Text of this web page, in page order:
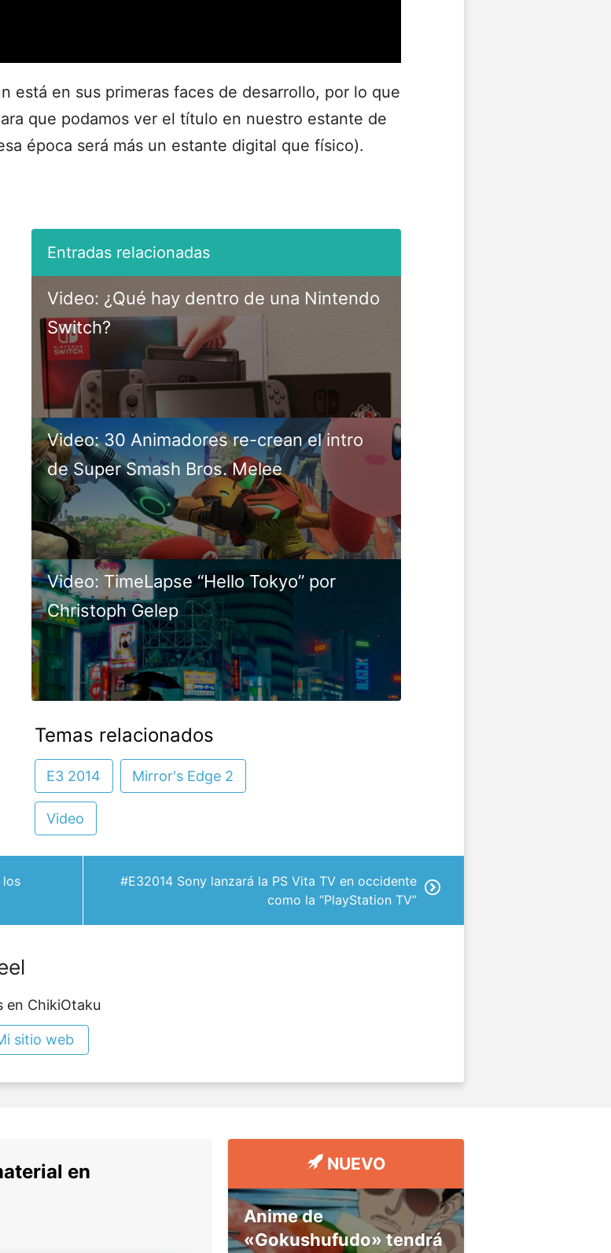
está en sus primeras faces de desarrollo, por lo que
que podamos ver el título en nuestro estante de
época será más un estante digital que físico).
Video: ¿Qué hay dentro de una Nintendo
Switch?
Video: 30 Animadores re-crean el intro
de Super Smash Bros. Melee
Video: TimeLapse “Hello Tokyo” por
Christoph Gelep
Temas relacionados
E3 2014 Mirror's Edge 2
Video
los
#E32014 Sony lanzará la PS Vita TV en occidente
como la “PlayStation TV”
en ChikiOtaku
sitio web
en NUEVO
Anime de
«Gokushufudo» tendrá